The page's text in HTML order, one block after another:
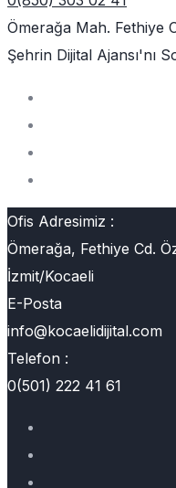
Ömerağa Mah. Fethiye
Şehrin Dijital Ajansı'nı
Ofis Adresimiz :
Ömerağa, Fethiye Cd.
İzmit/Kocaeli
E-Posta
info@kocaelidijital.com
Telefon :
0(501) 222 41 61